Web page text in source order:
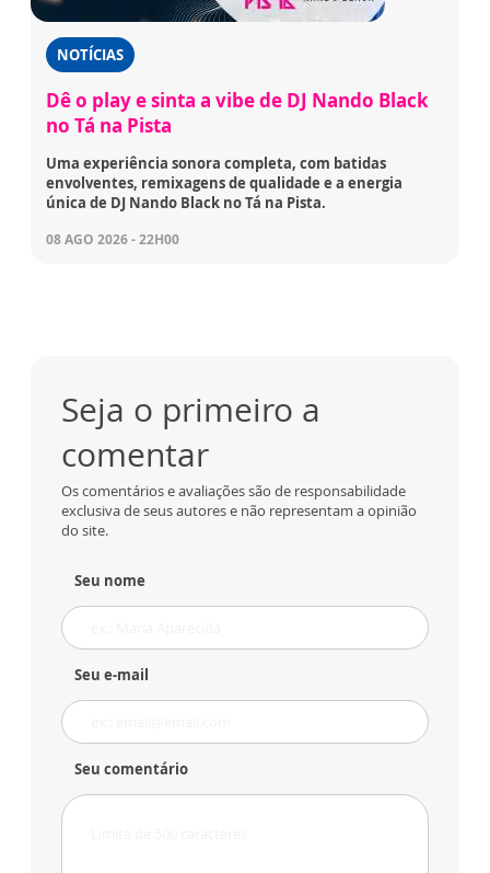
NOTÍCIAS
Dê o play e sinta a vibe de DJ Nando Black
no Tá na Pista
Uma experiência sonora completa, com batidas
envolventes, remixagens de qualidade e a energia
única de DJ Nando Black no Tá na Pista.
08 AGO 2026 - 22H00
Seja o primeiro a
comentar
Os comentários e avaliações são de responsabilidade
exclusiva de seus autores e não representam a opinião
do site.
Seu nome
Seu e-mail
Seu comentário